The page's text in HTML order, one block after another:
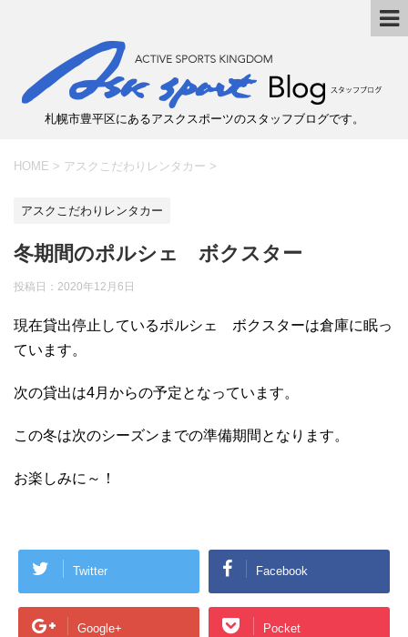
札幌市豊平区にあるアスクスポーツのスタッフブログです。
HOME > アスクこだわりレンタカー >
アスクこだわりレンタカー
冬期間のポルシェ ボクスター
投稿日： 2020年12月6日
現在貸出停止しているポルシェ ボクスターは倉庫に眠っ
ています。
次の貸出は4月からの予定となっています。
この冬は次のシーズンまでの準備期間となります。
お楽しみに～！
Twitter Facebook
Google+ Pocket